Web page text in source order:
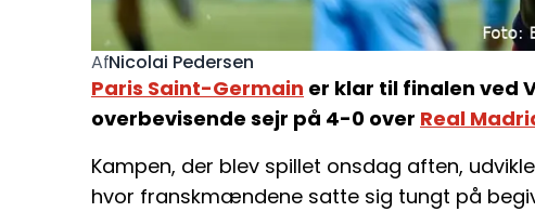
AfNicolai Pedersen
Paris Saint-Germain er klar til finalen ved
overbevisende sejr på 4-0 over Real
Kampen, der blev spillet onsdag aften,
hvor franskmændene satte sig tungt på